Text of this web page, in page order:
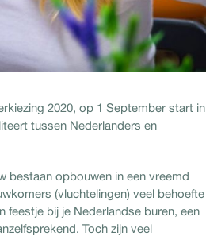
2020, op 1 September start in
tussen Nederlanders en
bestaan opbouwen in een vreemd
(vluchtelingen) veel behoefte
feestje bij je Nederlandse buren, een
Toch zijn veel